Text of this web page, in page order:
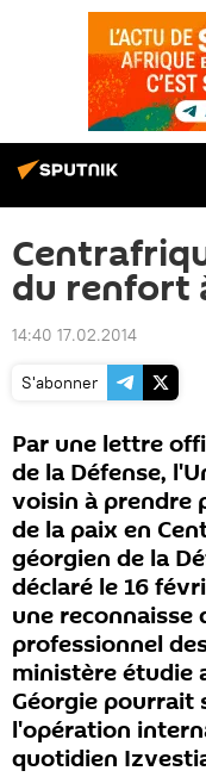
du renfort
14:40 17.02.2014
S'abonner
Par une lettre
de la Défense,
voisin à prendre
de la paix en
géorgien de la
déclaré le 16
une reconnaisse
professionnel
ministère étudie
Géorgie pourrait
l'opération
quotidien